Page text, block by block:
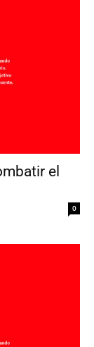
el
0